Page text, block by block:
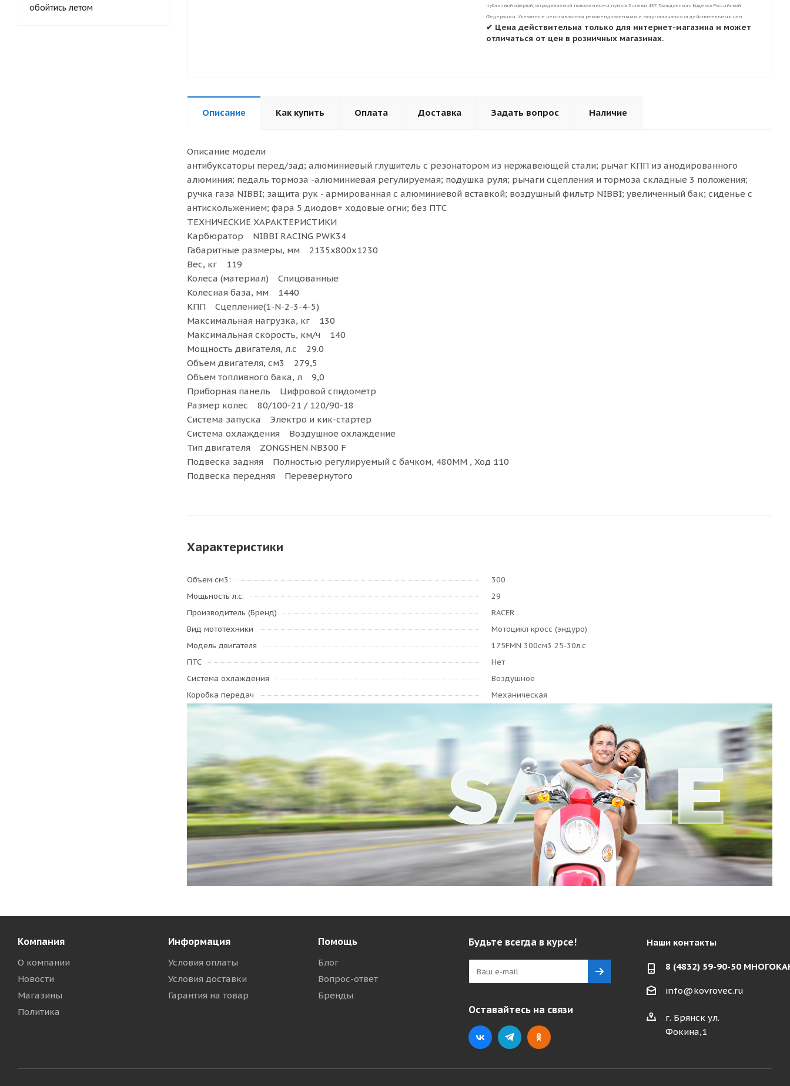
публичной офертой, определяемой положениями пункта 2 статьи 437 Гражданского Кодекса Российской
Федерации. Указанные цены являются рекомендованными и могут отличаться от действительных цен.
✔ Цена действительна только для интернет-магазина и может
отличаться от цен в розничных магазинах.
Описание Как купить Оплата Доставка Задать вопрос Наличие
Описание модели
антибуксаторы перед/зад; алюминиевый глушитель с резонатором из нержавеющей стали; рычаг КПП из анодированного
алюминия; педаль тормоза -алюминиевая регулируемая; подушка руля; рычаги сцепления и тормоза складные 3 положения;
ручка газа NIBBI; защита рук - армированная с алюминиевой вставкой; воздушный фильтр NIBBI; увеличенный бак; сиденье с
антискольжением; фара 5 диодов+ ходовые огни; без ПТС
ТЕХНИЧЕСКИЕ ХАРАКТЕРИСТИКИ
Карбюратор NIBBI RACING PWK34
Габаритные размеры, мм 2135х800х1230
Вес, кг 119
Колеса (материал) Спицованные
Колесная база, мм 1440
КПП Сцепление(1-N-2-3-4-5)
Максимальная нагрузка, кг 130
Максимальная скорость, км/ч 140
Мощность двигателя, л.с 29.0
Объем двигателя, см3 279,5
Объем топливного бака, л 9,0
Приборная панель Цифровой спидометр
Размер колес 80/100-21 / 120/90-18
Система запуска Электро и кик-стартер
Система охлаждения Воздушное охлаждение
Тип двигателя ZONGSHEN NB300 F
Подвеска задняя Полностью регулируемый с бачком, 480MM , Ход 110
Подвеска передняя Перевернутого
Характеристики
Объем см3:
300
Мощьность л.с.
29
Производитель (Бренд)
RACER
Вид мототехники
Мотоцикл кросс (эндуро)
Модель двигателя
175FMN 300см3 25-30л.с
ПТС
Нет
Система охлаждения
Воздушное
Коробка передач
Механическая
обойтись летом
Компания
О компании
Новости
Магазины
Политика
Информация
Условия оплаты
Условия доставки
Гарантия на товар
Помощь
Блог
Вопрос-ответ
Бренды
Будьте всегда в курсе!
Оставайтесь на связи
Наши контакты
8 (4832) 59-90-50
info@kovrovec.ru
г. Брянск ул.
Фокина,1